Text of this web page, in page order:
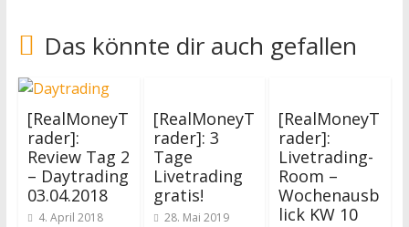
Das könnte dir auch gefallen
[RealMoneyT
rader]:
Review Tag 2
– Daytrading
03.04.2018
4. April 2018
[RealMoneyT
rader]: 3
Tage
Livetrading
gratis!
28. Mai 2019
[RealMoneyT
rader]:
Livetrading-
Room –
Wochenausb
lick KW 10